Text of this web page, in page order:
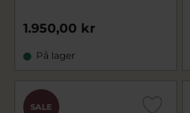
1.950,00 kr
På lager
SALE